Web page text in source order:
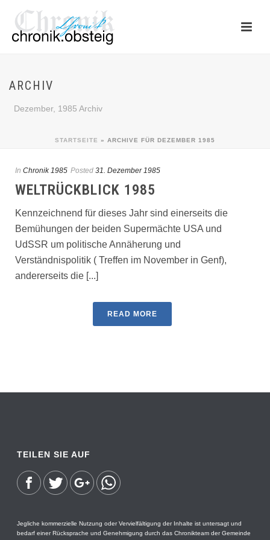
ARCHIV
Dezember, 1985 Archiv
STARTSEITE » ARCHIVE FÜR DEZEMBER 1985
In Chronik 1985 Posted 31. Dezember 1985
WELTRÜCKBLICK 1985
Kennzeichnend für dieses Jahr sind einerseits die
Bemühungen der beiden Supermächte USA und
UdSSR um politische Annäherung und
Verständnispolitik ( Treffen im November in Genf),
andererseits die [...]
READ MORE
TEILEN SIE AUF
Jegliche kommerzielle Nutzung oder Vervielfältigung der Inhalte ist untersagt und
bedarf einer Rücksprache und Genehmigung durch das Chronikteam der Gemeinde